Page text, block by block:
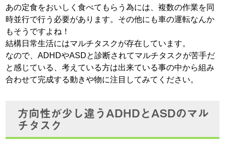
あの定食をおいしく食べてもらう為には、複数の作業を同
時並行で行う必要があります。その他にも車の運転なんか
もそうですよね！
結構日常生活にはマルチタスクが存在しています。
なので、ADHDやASDと診断されてマルチタスクが苦手だ
と感じている、考えている方は出来ている事の中から組み
合わせて完成する動きや物に注目してみてください。
方向性が少し違うADHDとASDのマル
チタスク